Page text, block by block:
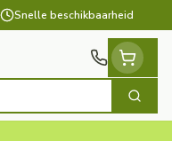
Snelle beschikbaarheid
Zoek